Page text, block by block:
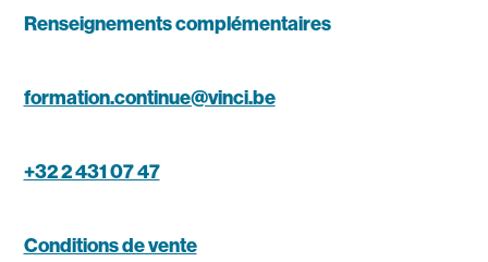
Renseignements complémentaires
formation.continue@vinci.be
+32 2 431 07 47
Conditions de vente